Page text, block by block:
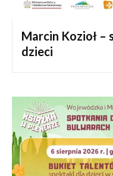
Marcin Kozioł –
dzieci